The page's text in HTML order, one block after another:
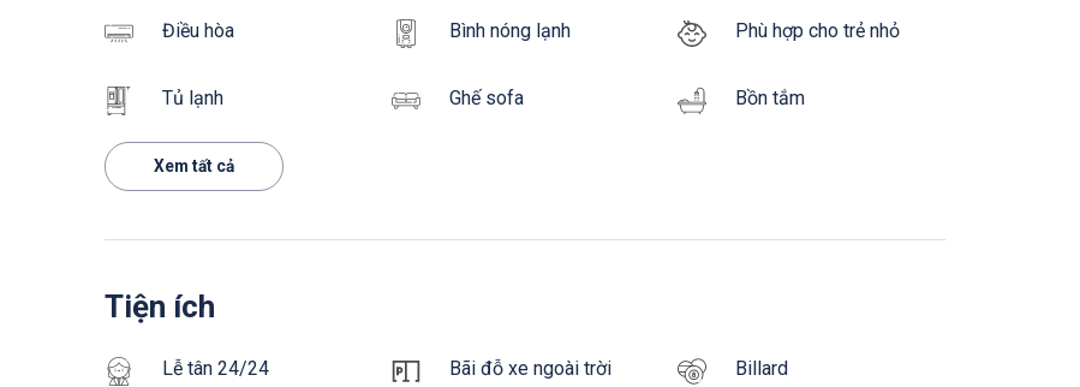
Điều hòa Bình nóng lạnh Phù hợp cho trẻ nhỏ
Tủ lạnh Ghế sofa Bồn tắm
Xem tất cả
Tiện ích
Lễ tân 24/24 Bãi đỗ xe ngoài trời Billard